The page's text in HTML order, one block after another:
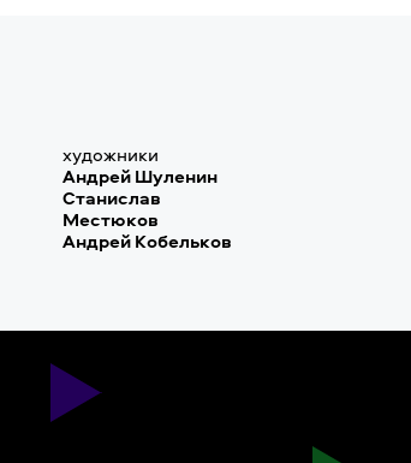
художники
Андрей Шуленин
Станислав
Местюков
Андрей Кобельков